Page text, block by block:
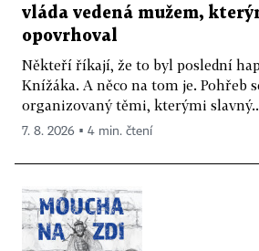
vláda vedená mužem,
opovrhoval
Někteří říkají, že to byl poslední
Knížáka. A něco na tom je. Pohřeb
organizovaný těmi, kterými
7. 8. 2026 ▪ 4 min. čtení